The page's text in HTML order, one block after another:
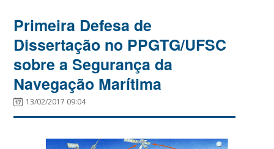
Primeira Defesa de
Dissertação no PPGTG/UFSC
sobre a Segurança da
Navegação Marítima
13/02/2017 09:04